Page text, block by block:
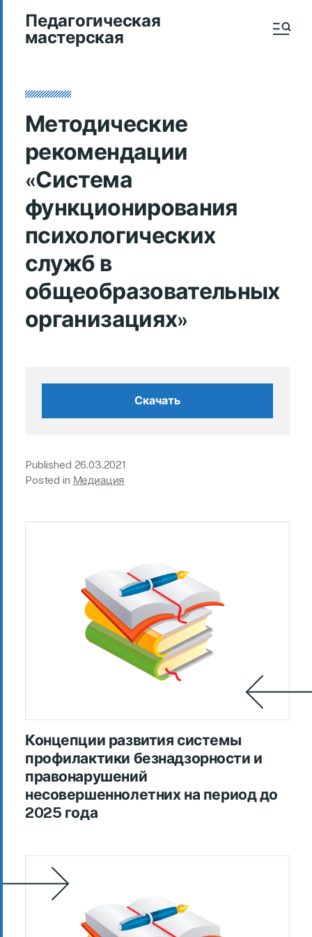
Педагогическая
мастерская
Методические
рекомендации
«Система
функционирования
психологических
служб в
общеобразовательных
организациях»
Скачать
Published 26.03.2021
Posted in Медиация
Концепции развития системы
профилактики безнадзорности и
правонарушений
несовершеннолетних на период до
2025 года